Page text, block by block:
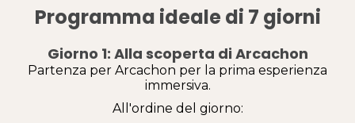
Programma ideale di 7 giorni
Giorno 1: Alla scoperta di Arcachon
Partenza per Arcachon per la prima esperienza
immersiva.
All'ordine del giorno: